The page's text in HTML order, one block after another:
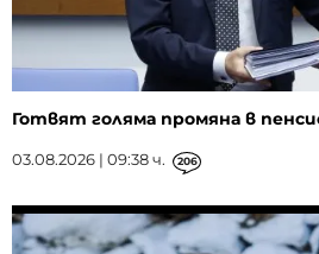
Готвят голяма промяна в
03.08.2026 | 09:38 ч. 206